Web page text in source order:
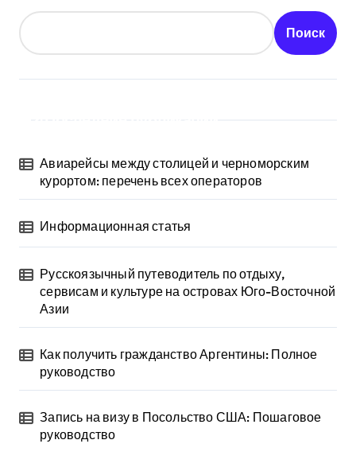
и
н
а
я
а
п
с
е
й
Поиск
Авиарейсы между столицей и черноморским
курортом: перечень всех операторов
Информационная статья
Русскоязычный путеводитель по отдыху,
сервисам и культуре на островах Юго-Восточной
Азии
Как получить гражданство Аргентины: Полное
руководство
Запись на визу в Посольство США: Пошаговое
руководство